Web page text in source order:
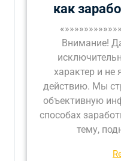
как
Внимание!
характер и не
действию. Мы
объективную
способах
тему,